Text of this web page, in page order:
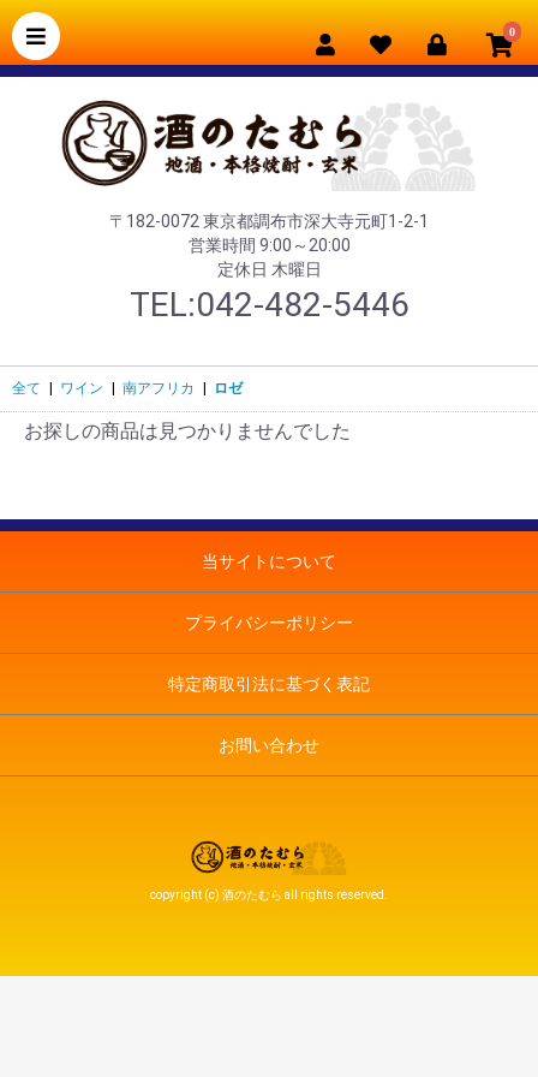
0
〒182-0072 東京都調布市深大寺元町1-2-1
営業時間 9:00～20:00
定休日 木曜日
TEL:042-482-5446
全て ワイン 南アフリカ ロゼ
お探しの商品は見つかりませんでした
当サイトについて
プライバシーポリシー
特定商取引法に基づく表記
お問い合わせ
copyright (c) 酒のたむら all rights reserved.